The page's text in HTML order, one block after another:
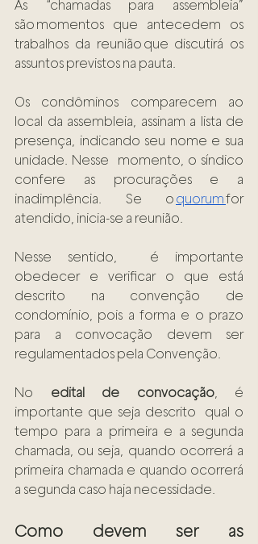
As “chamadas para assembleia”
são momentos que antecedem os
trabalhos da reunião que discutirá os
assuntos previstos na pauta.
Os condôminos comparecem ao
local da assembleia, assinam a lista de
presença, indicando seu nome e sua
unidade. Nesse  momento, o síndico
confere as procurações e a
inadimplência. Se o quorum for
atendido, inicia-se a reunião.
Nesse sentido,  é importante
obedecer e verificar o que está
descrito na convenção de
condomínio, pois a forma e o prazo
para a convocação devem ser
regulamentados pela Convenção.
No edital de convocação, é
importante que seja descrito  qual o
tempo para a primeira e a segunda
chamada, ou seja, quando ocorrerá a
primeira chamada e quando ocorrerá
a segunda caso haja necessidade.
Como devem ser as